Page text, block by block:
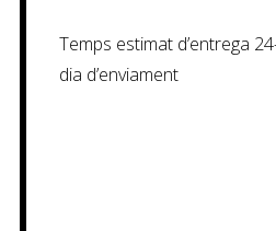
Temps estimat d’entrega
dia d’enviament